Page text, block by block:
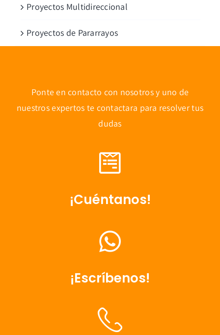
Proyectos Multidireccional
Proyectos de Pararrayos
Ponte en contacto con nosotros y uno de
nuestros expertos te contactara para resolver tus
dudas
¡Cuéntanos!
¡Escríbenos!